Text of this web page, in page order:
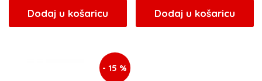
bila
je:
21,25 KM.
Dodaj u košaricu
bila
je:
21,25
Dodaj u košaricu
- 15 %